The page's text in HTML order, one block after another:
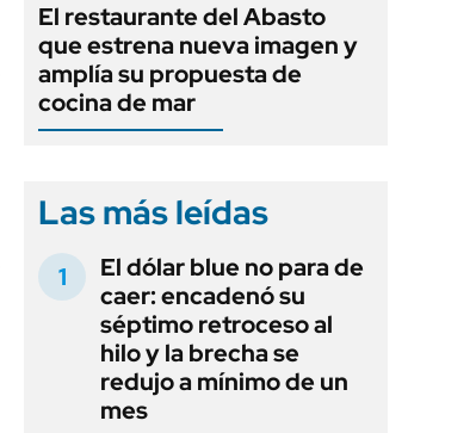
El restaurante del Abasto
que estrena nueva imagen y
amplía su propuesta de
cocina de mar
Las más leídas
El dólar blue no para de
caer: encadenó su
séptimo retroceso al
hilo y la brecha se
redujo a mínimo de un
mes